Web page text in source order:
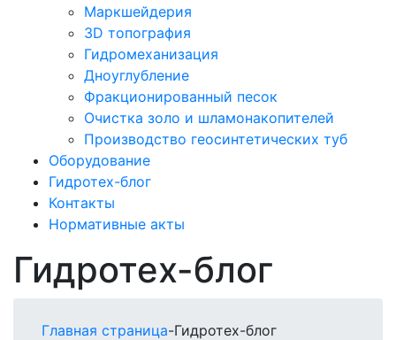
Маркшейдерия
3D топография
Гидромеханизация
Дноуглубление
Фракционированный песок
Очистка золо и шламонакопителей
Производство геосинтетических туб
Оборудование
Гидротех-блог
Контакты
Нормативные акты
Гидротех-блог
Главная страница-Гидротех-блог